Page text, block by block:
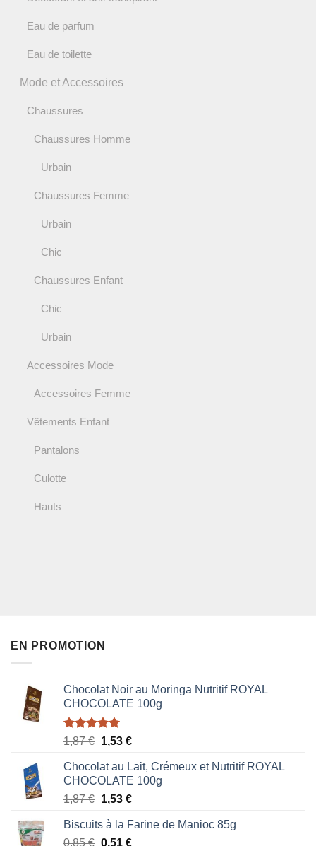
Eau de parfum
Eau de toilette
Mode et Accessoires
Chaussures
Chaussures Homme
Urbain
Chaussures Femme
Urbain
Chic
Chaussures Enfant
Chic
Urbain
Accessoires Mode
Accessoires Femme
Vêtements Enfant
Pantalons
Culotte
Hauts
EN PROMOTION
Chocolat Noir au Moringa Nutritif ROYAL
CHOCOLATE 100g
Note5.00
1,87€ Le
initial
était :
1,87 €.
1,53 €Le
actuel
est :
1,53 €.
Chocolat au Lait, Crémeux et Nutritif ROYAL
CHOCOLATE 100g
1,87€ Le
initial
était :
1,53 €Le
actuel
est :
Biscuits à la Farine de Manioc 85g
0,85€ Le
0,51 €Le